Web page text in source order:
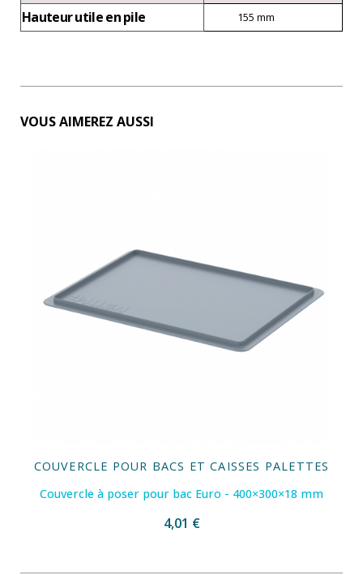
Hauteur utile en pile 155 mm
VOUS AIMEREZ AUSSI
COUVERCLE POUR BACS ET CAISSES PALETTES
Couvercle à poser pour bac Euro - 400×300×18 mm
4,01 €